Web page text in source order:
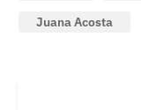
Juana Acosta